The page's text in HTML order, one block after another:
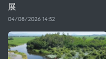
展
04/08/2026 14:52